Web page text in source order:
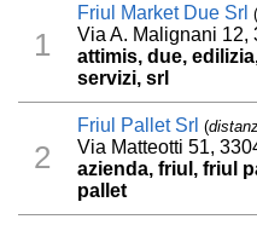
1
Friul Market Due Srl
Via A. Malignani 12,
attimis, due,
servizi, srl
2
Friul Pallet Srl (
Via Matteotti 51,
azienda, friul, friul
pallet